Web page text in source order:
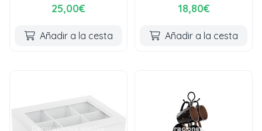
25,00€
Añadir a la cesta
18,80€
Añadir a la cesta